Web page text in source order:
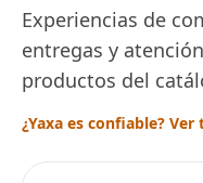
Experiencias de
entregas y
productos del
¿Yaxa es confiable?